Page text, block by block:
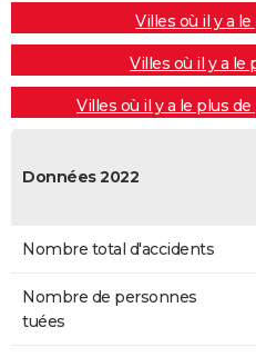
Villes où il y a
Villes où il y a le
Villes où il y a le plus
Données 2022
Nombre total d'accidents
Nombre de personnes
tuées